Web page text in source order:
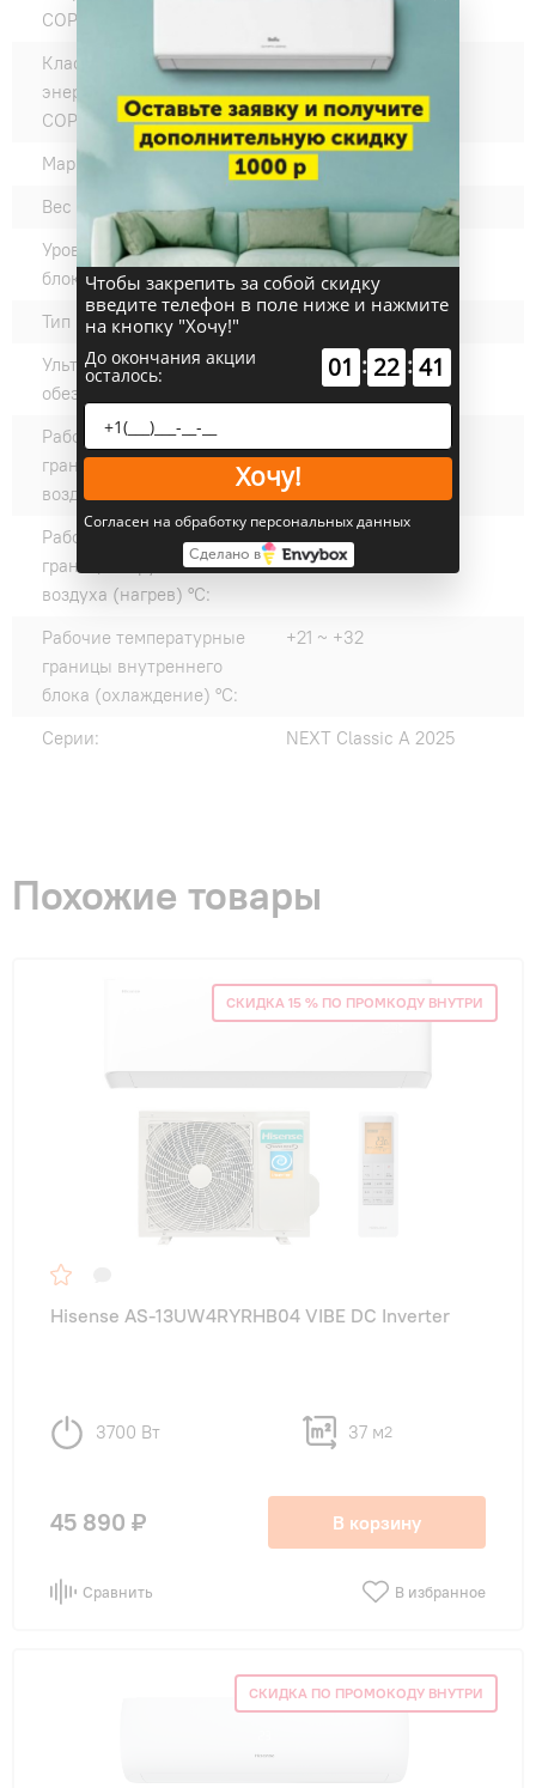
COP:
Класс
энергоэффективности
COP (нагрев):
A
Марка компрессора:
GMCC
Вес внешнего блока, кг:
36
Уровень шума наружного
блока, дБ(А):
54
Тип компрессора:
Ультрафиолетовое
обеззараживание:
Рабочие температурные
границы наружного
воздуха (охлаждение) °C:
Рабочие температурные
границы наружного
воздуха (нагрев) °C:
-10 ~ +24
Рабочие температурные
границы внутреннего
блока (охлаждение) °C:
+21 ~ +32
Серии: NEXT Classic A 2025
Похожие товары
СКИДКА 15 % ПО ПРОМКОДУ ВНУТРИ
Hisense AS-13UW4RYRHB04 VIBE DC Inverter
3700 Вт 37 м2
45 890 ₽ В корзину
Сравнить В избранное
СКИДКА ПО ПРОМОКОДУ ВНУТРИ
Чтобы закрепить за собой скидку
введите телефон в поле ниже и нажмите
на кнопку "Хочу!"
До окончания акции
осталось: 01 : 22 : 40
Хочу!
Согласен на обработку персональных данных
Сделано в